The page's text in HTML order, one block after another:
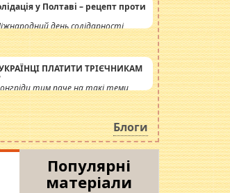
у Полтаві – рецепт проти
день солідарності
ПЛАТИТИ ТРІЄЧНИКАМ
тим паче на такі теми,
дістало! Обурюють сьогоднішні
стипендіального питання.
ще одна соціальна
Блоги
Популярні
матеріали